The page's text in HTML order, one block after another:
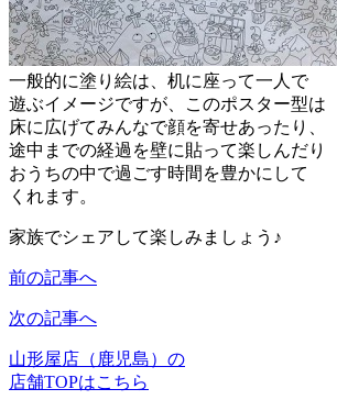
一般的に塗り絵は、机に座って一人で
遊ぶイメージですが、このポスター型は
床に広げてみんなで顔を寄せあったり、
途中までの経過を壁に貼って楽しんだり
おうちの中で過ごす時間を豊かにして
くれます。
家族でシェアして楽しみましょう♪
前の記事へ
次の記事へ
山形屋店（鹿児島）の
店舗TOPはこちら